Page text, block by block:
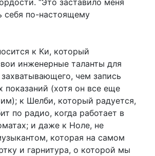
себя по-настоящему
к Ки, который
инженерные таланты для
чем запись
показаний (хотя он все еще
к Шелби, который радуется,
по радио, когда работает в
и даже к Ноле, не
которая на самом
и гарнитура, о которой мы